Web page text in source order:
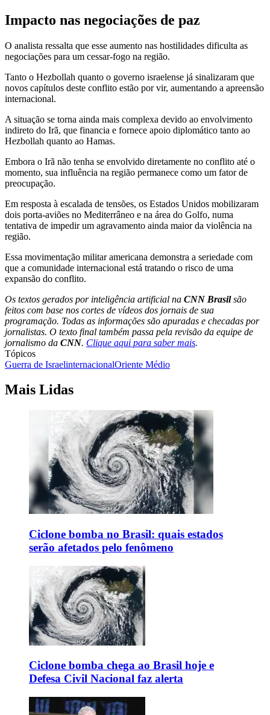
Impacto nas negociações de paz
O analista ressalta que esse aumento nas hostilidades dificulta as
negociações para um cessar-fogo na região.
Tanto o Hezbollah quanto o governo israelense já sinalizaram que
novos capítulos deste conflito estão por vir, aumentando a apreensão
internacional.
A situação se torna ainda mais complexa devido ao envolvimento
indireto do Irã, que financia e fornece apoio diplomático tanto ao
Hezbollah quanto ao Hamas.
Embora o Irã não tenha se envolvido diretamente no conflito até o
momento, sua influência na região permanece como um fator de
preocupação.
Em resposta à escalada de tensões, os Estados Unidos mobilizaram
dois porta-aviões no Mediterrâneo e na área do Golfo, numa
tentativa de impedir um agravamento ainda maior da violência na
região.
Essa movimentação militar americana demonstra a seriedade com
que a comunidade internacional está tratando o risco de uma
expansão do conflito.
Os textos gerados por inteligência artificial na CNN Brasilsão
feitos com base nos cortes de vídeos dos jornais de sua
programação. Todas as informações são apuradas e checadas por
jornalistas. O texto final também passa pela revisão da equipe de
jornalismo da CNN. Clique aqui para saber mais.
Tópicos
Guerra de IsraelinternacionalOriente Médio
Mais Lidas
Ciclone bomba no Brasil: quais estados
serão afetados pelo fenômeno
Ciclone bomba chega ao Brasil hoje e
Defesa Civil Nacional faz alerta